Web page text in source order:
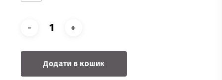
Додати в кошик